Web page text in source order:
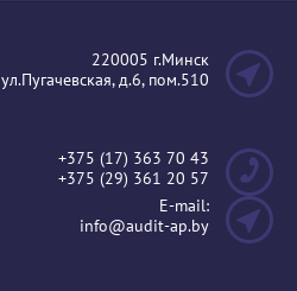
220005 г.Минск
ул.Пугачевская, д.6, пом.510
+375 (17) 363 70 43
+375 (29) 361 20 57
E-mail:
info@audit-ap.by